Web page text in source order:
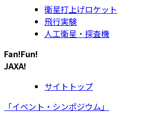
衛星打上げロケット
飛行実験
人工衛星・探査機
Fan!Fun!
JAXA!
サイトトップ
「イベント・シンポジウム」